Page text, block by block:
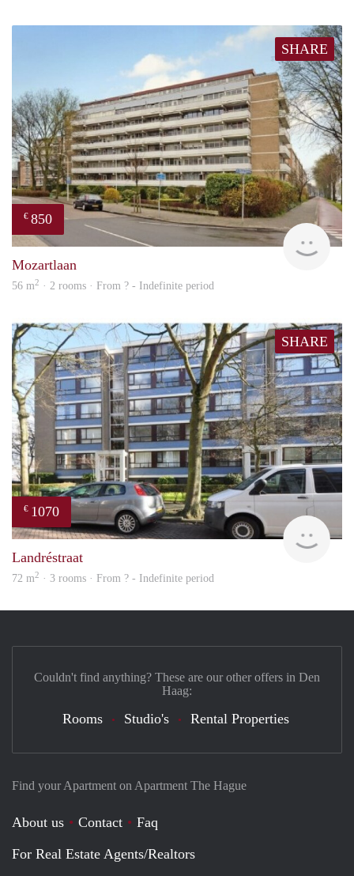
SHARE
€ 850
rent
Mozartlaan
56 m2 · 2 rooms · From ? - Indefinite period
SHARE
€ 1070
Landréstraat
72 m2 · 3 rooms · From ? - Indefinite period
Find your Apartment on Apartment The Hague
About us Contact
Faq
For Real Estate Agents/Realtors
Couldn't find anything? These are our other offers in Den
Haag:
Rooms Studio's Rental Properties